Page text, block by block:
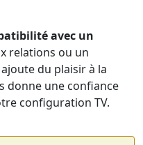
avec un
relations ou un
ajoute du plaisir à la
donne une confiance
configuration TV.